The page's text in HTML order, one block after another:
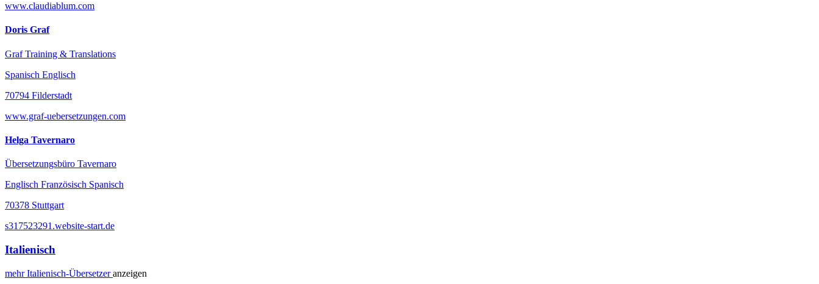
www.claudiablum.com
Doris Graf
Graf Training & Translations
Spanisch Englisch
70794 Filderstadt
www.graf-uebersetzungen.com
Helga Tavernaro
Übersetzungsbüro Tavernaro
Englisch Französisch Spanisch
70378 Stuttgart
s317523291.website-start.de
Italienisch
mehrItalienisch-Übersetzeranzeigen